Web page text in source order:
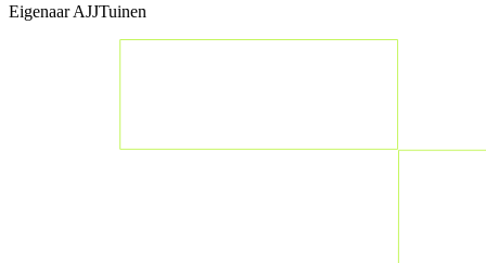
Eigenaar AJJTuinen